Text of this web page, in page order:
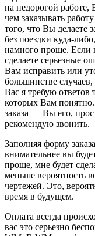
на недорогой работе,
чем заказывать
того, что Вы делаете
без поездки куда-
намного проще. Если
сделаете серьезные
Вам исправить или
большинстве
Вас я требую ответов
которых Вам
заказа — Вы его,
рекомендую звонить.
Заполняя форму
внимательнее вы
проще, мне будет
меньше вероятность
чертежей. Это,
время в будущем.
Оплата всегда
вас это серьезно